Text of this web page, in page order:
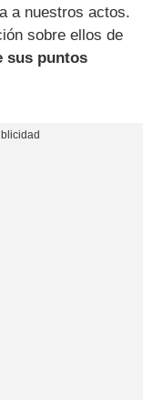
a nuestros actos.
sobre ellos de
sus puntos